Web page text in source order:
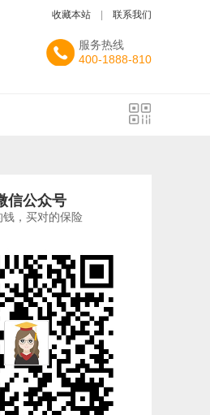
收藏本站 联系我们
服务热线
400-1888-810
信公众号
，买对的保险